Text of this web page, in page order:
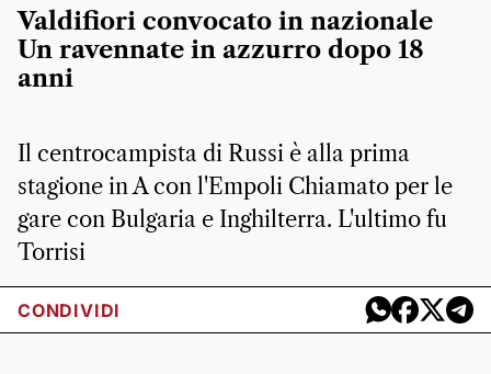
Valdifiori convocato in nazionale
Un ravennate in azzurro dopo 18
anni
Il centrocampista di Russi è alla prima
stagione in A con l'Empoli Chiamato per le
gare con Bulgaria e Inghilterra. L'ultimo fu
Torrisi
CONDIVIDI